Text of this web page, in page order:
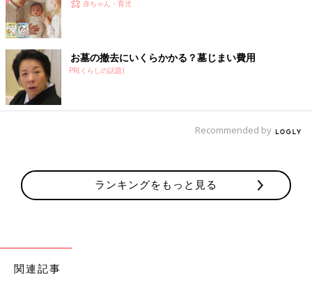
赤ちゃん・育児
お墓の撤去にいくらかかる？墓じまい費用
PR(くらしの話題)
Recommended by
ランキングをもっと見る
関連記事